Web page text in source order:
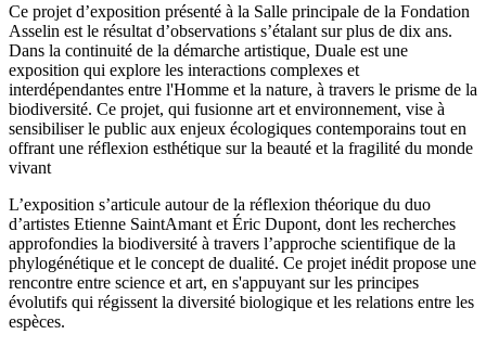
Ce projet d’exposition présenté à la Salle principale de la Fondation
Asselin est le résultat d’observations s’étalant sur plus de dix ans.
Dans la continuité de la démarche artistique, Duale est une
exposition qui explore les interactions complexes et
interdépendantes entre l'Homme et la nature, à travers le prisme de la
biodiversité. Ce projet, qui fusionne art et environnement, vise à
sensibiliser le public aux enjeux écologiques contemporains tout en
offrant une réflexion esthétique sur la beauté et la fragilité du monde
vivant
L’exposition s’articule autour de la réflexion théorique du duo
d’artistes Etienne SaintAmant et Éric Dupont, dont les recherches
approfondies la biodiversité à travers l’approche scientifique de la
phylogénétique et le concept de dualité. Ce projet inédit propose une
rencontre entre science et art, en s'appuyant sur les principes
évolutifs qui régissent la diversité biologique et les relations entre les
espèces.